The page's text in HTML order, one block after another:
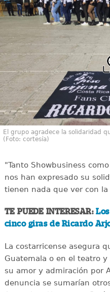
El grupo agradece la solidaridad
(Foto: cortesía)
"Tanto Showbusiness
nos han expresado su
tienen nada que ver con
TE PUEDE INTERESAR:
cinco giras de Ricardo
La costarricense asegura
Guatemala o en el teatro
su amor y admiración por
denuncia se sumarían